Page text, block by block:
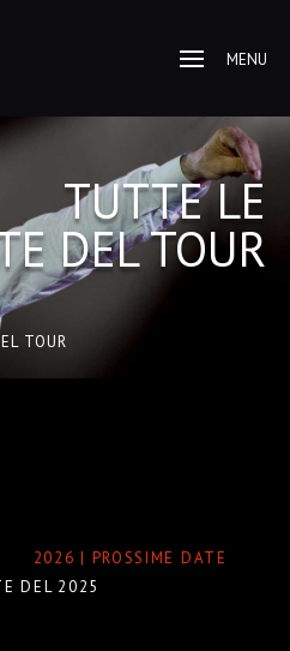
MENU
TUTTE LE
DEL TOUR
TOUR
2026 | PROSSIME DATE
DEL 2025